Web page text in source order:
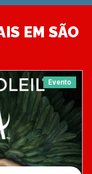
EM SÃO
Evento